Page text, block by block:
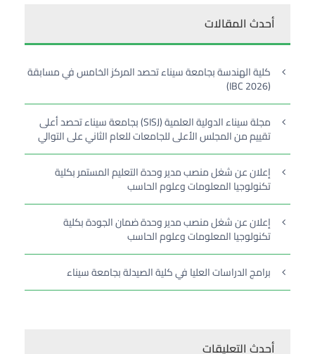
أحدث المقالات
كلية الهندسة بجامعة سيناء تحصد المركز الخامس في مسابقة
(IBC 2026)
مجلة سيناء الدولية العلمية (SISJ) بجامعة سيناء تحصد أعلى
تقييم من المجلس الأعلى للجامعات للعام الثاني على التوالي
إعلان عن شغل منصب مدير وحدة التعليم المستمر بكلية
تكنولوجيا المعلومات وعلوم الحاسب
إعلان عن شغل منصب مدير وحدة ضمان الجودة بكلية
تكنولوجيا المعلومات وعلوم الحاسب
برامج الدراسات العليا في كلية الصيدلة بجامعة سيناء
أحدث التعليقات